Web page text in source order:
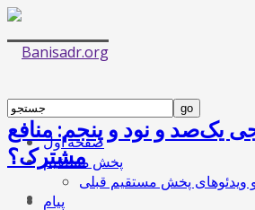
صفحه اول
پخش مستقیم
ویدئوهای پخش مستقیم قبلی
پیام
یک‌صد و نود و پنجم: منافع
مشترک؟